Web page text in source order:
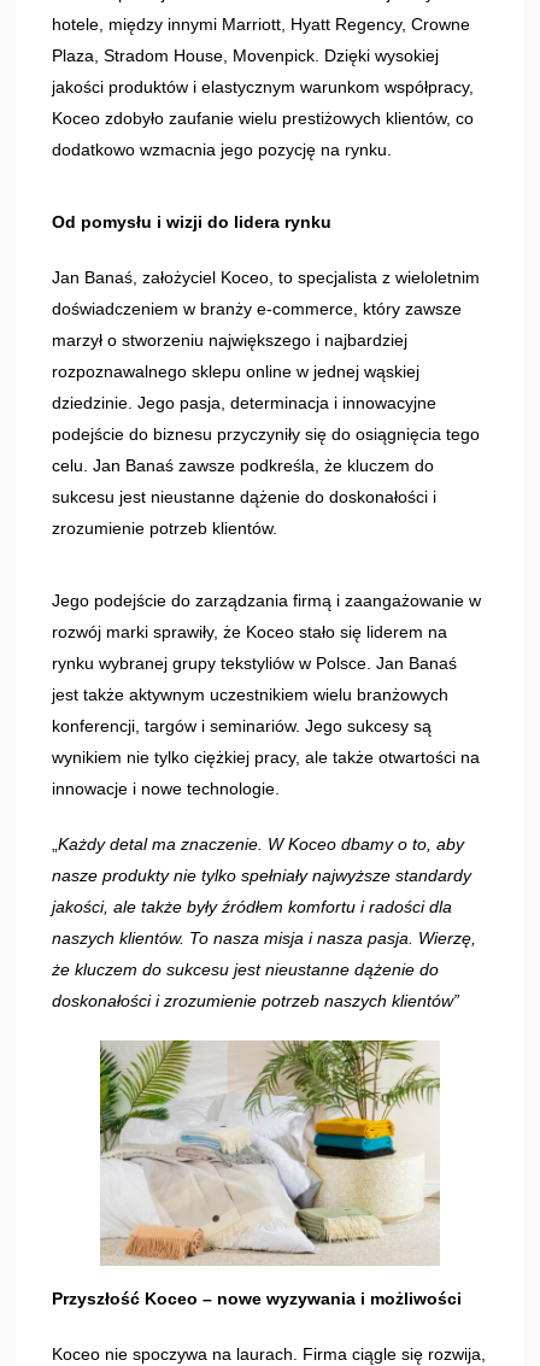
hotele, między innymi Marriott, Hyatt Regency, Crowne
Plaza, Stradom House, Movenpick. Dzięki wysokiej
jakości produktów i elastycznym warunkom współpracy,
Koceo zdobyło zaufanie wielu prestiżowych klientów, co
dodatkowo wzmacnia jego pozycję na rynku.
Od pomysłu i wizji do lidera rynku
Jan Banaś, założyciel Koceo, to specjalista z wieloletnim
doświadczeniem w branży e-commerce, który zawsze
marzył o stworzeniu największego i najbardziej
rozpoznawalnego sklepu online w jednej wąskiej
dziedzinie. Jego pasja, determinacja i innowacyjne
podejście do biznesu przyczyniły się do osiągnięcia tego
celu. Jan Banaś zawsze podkreśla, że kluczem do
sukcesu jest nieustanne dążenie do doskonałości i
zrozumienie potrzeb klientów.
Jego podejście do zarządzania firmą i zaangażowanie w
rozwój marki sprawiły, że Koceo stało się liderem na
rynku wybranej grupy tekstyliów w Polsce. Jan Banaś
jest także aktywnym uczestnikiem wielu branżowych
konferencji, targów i seminariów. Jego sukcesy są
wynikiem nie tylko ciężkiej pracy, ale także otwartości na
innowacje i nowe technologie.
„Każdy detal ma znaczenie. W Koceo dbamy o to, aby
nasze produkty nie tylko spełniały najwyższe standardy
jakości, ale także były źródłem komfortu i radości dla
naszych klientów. To nasza misja i nasza pasja. Wierzę,
że kluczem do sukcesu jest nieustanne dążenie do
doskonałości i zrozumienie potrzeb naszych klientów”
Przyszłość Koceo – nowe wyzywania i możliwości
Koceo nie spoczywa na laurach. Firma ciągle się rozwija,